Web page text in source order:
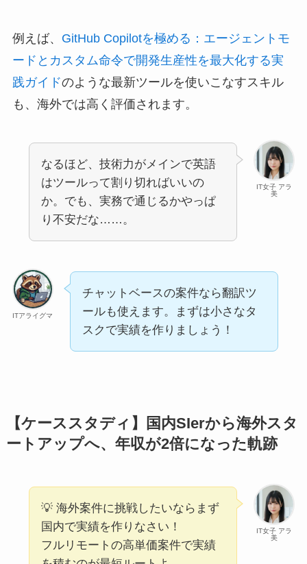
例えば、 GitHub Copilotを極める：エージェントモ
ードとカスタム命令で開発生産性を最大化する実
践ガイドのような最新ツールを使いこなすスキル
も、海外では高く評価されます。
IT女子 アラ
美
なるほど、技術力がメインで英語
はツールって割り切ればいいの
か。でも、実務で通じるかやっぱ
り不安だな……。
ITアライグマ
チャットベースの案件なら翻訳ツ
ールも使えます。まずは小さなタ
スクで実績を作りましょう！
【ケーススタディ】国内SIerから海外スタ
ートアップへ、年収が2倍になった軌跡
IT女子 アラ
美
💡 海外案件に挑戦したいならまず
国内で実績を作りなさい！
フルリモートの高単価案件で実績